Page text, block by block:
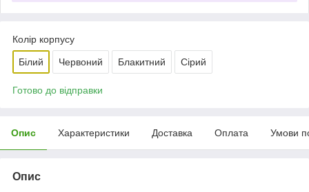
Колір корпусу
Білий Червоний Блакитний Сірий
Готово до відправки
Опис Характеристики Доставка Оплата Умови
Опис